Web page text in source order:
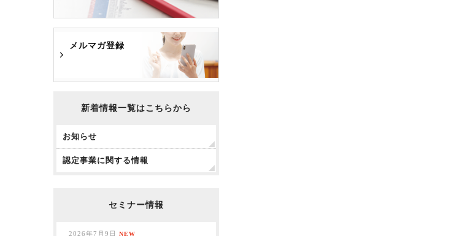
メルマガ登録
新着情報一覧はこちらから
お知らせ
認定事業に関する情報
セミナー情報
2026年7月9日 NEW